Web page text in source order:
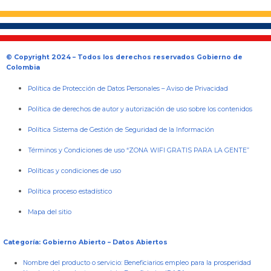
© Copyright 2024 – Todos los derechos reservados Gobierno de
Colombia
Política de Protección de Datos Personales –Aviso de Privacidad
Política de derechos de autor y autorización de uso sobre los contenidos
Política Sistema de Gestión de Seguridad de la Información
Términos y Condiciones de uso “ZONA WIFI GRATIS PARA LA GENTE”
Políticas y condiciones de uso
Política proceso estadístico
Mapa del sitio
Categoría: Gobierno Abierto – Datos Abiertos
Nombre del producto o servicio: Beneficiarios empleo para la prosperidad